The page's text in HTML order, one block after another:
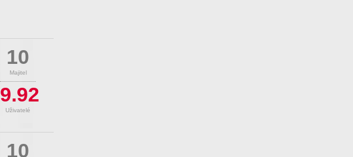
10
Majitel
9.92
Uživatelé
10